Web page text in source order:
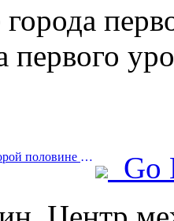
первого
Prev:Цены на отели во второй половине Национального дня находятся на праздничных минимумах
Go